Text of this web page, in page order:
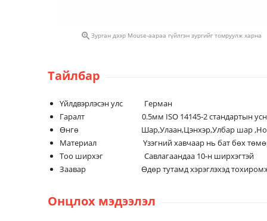
 Зурган дээр Mouse-аараа гүйлгэн зургийг томруулж харна
Тайлбар
Үйлдвэрлэсэн улс Герман
Гаралт 0.5мм ISO 14145-2 стандартын усны
Өнгө Шар,Улаан,Цэнхэр,Улбар шар
Материал Үзэгний хавчаар нь бат бөх төмөр
Тоо ширхэг Савлагаандаа 10-н ширхэгтэй
Заавар Өдөр тутамд хэрэглэхэд
Онцлох мэдээлэл